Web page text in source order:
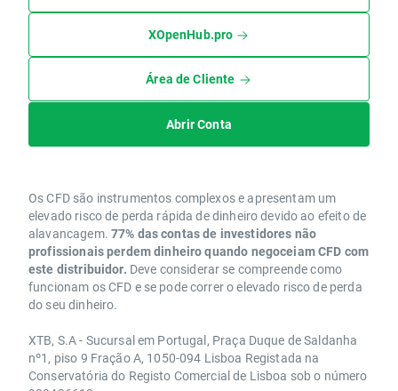
XOpenHub.pro
Área de Cliente
Abrir Conta
Os CFD são instrumentos complexos e apresentam um
elevado risco de perda rápida de dinheiro devido ao efeito de
alavancagem. 77% das contas de investidores não
profissionais perdem dinheiro quando negoceiam CFD com
este distribuidor. Deve considerar se compreende como
funcionam os CFD e se pode correr o elevado risco de perda
do seu dinheiro.
XTB, S.A - Sucursal em Portugal, Praça Duque de Saldanha
nº1, piso 9 Fração A, 1050-094 Lisboa Registada na
Conservatória do Registo Comercial de Lisboa sob o número